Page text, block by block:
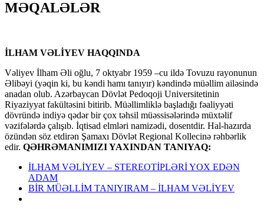
MƏQALƏLƏR
İLHAM VƏLİYEV HAQQINDA
Vəliyev İlham Əli oğlu, 7 oktyabr 1959 –cu ildə Tovuzu rayonunun
Əlibəyi (yəqin ki, bu kəndi hamı tanıyır) kəndində müəllim ailəsində
anadan olub. Azərbaycan Dövlət Pedoqoji Universitetinin
Riyaziyyat fakültəsini bitirib. Müəllimliklə başladığı fəaliyyəti
dövründə indiyə qədər bir çox təhsil müəssisələrində müxtəlif
vəzifələrdə çalışıb. İqtisad elmləri namizədi, dosentdir. Hal-hazırda
özündən söz etdirən Şamaxı Dövlət Regional Kollecinə rəhbərlik
edir. QƏHRƏMANIMIZI YAXINDAN TANIYAQ:
İLHAM VƏLİYEV – STEREOTİPLƏRİ YOX EDƏN
ADAM
BİR MÜƏLLİM TANIYIRAM – İLHAM VƏLİYEV